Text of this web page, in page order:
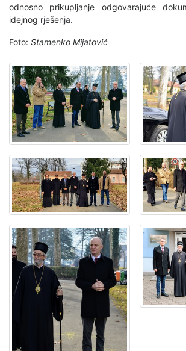
odnosno prikupljanje odgovarajuće
idejnog rješenja.
Foto: Stamenko Mijatović